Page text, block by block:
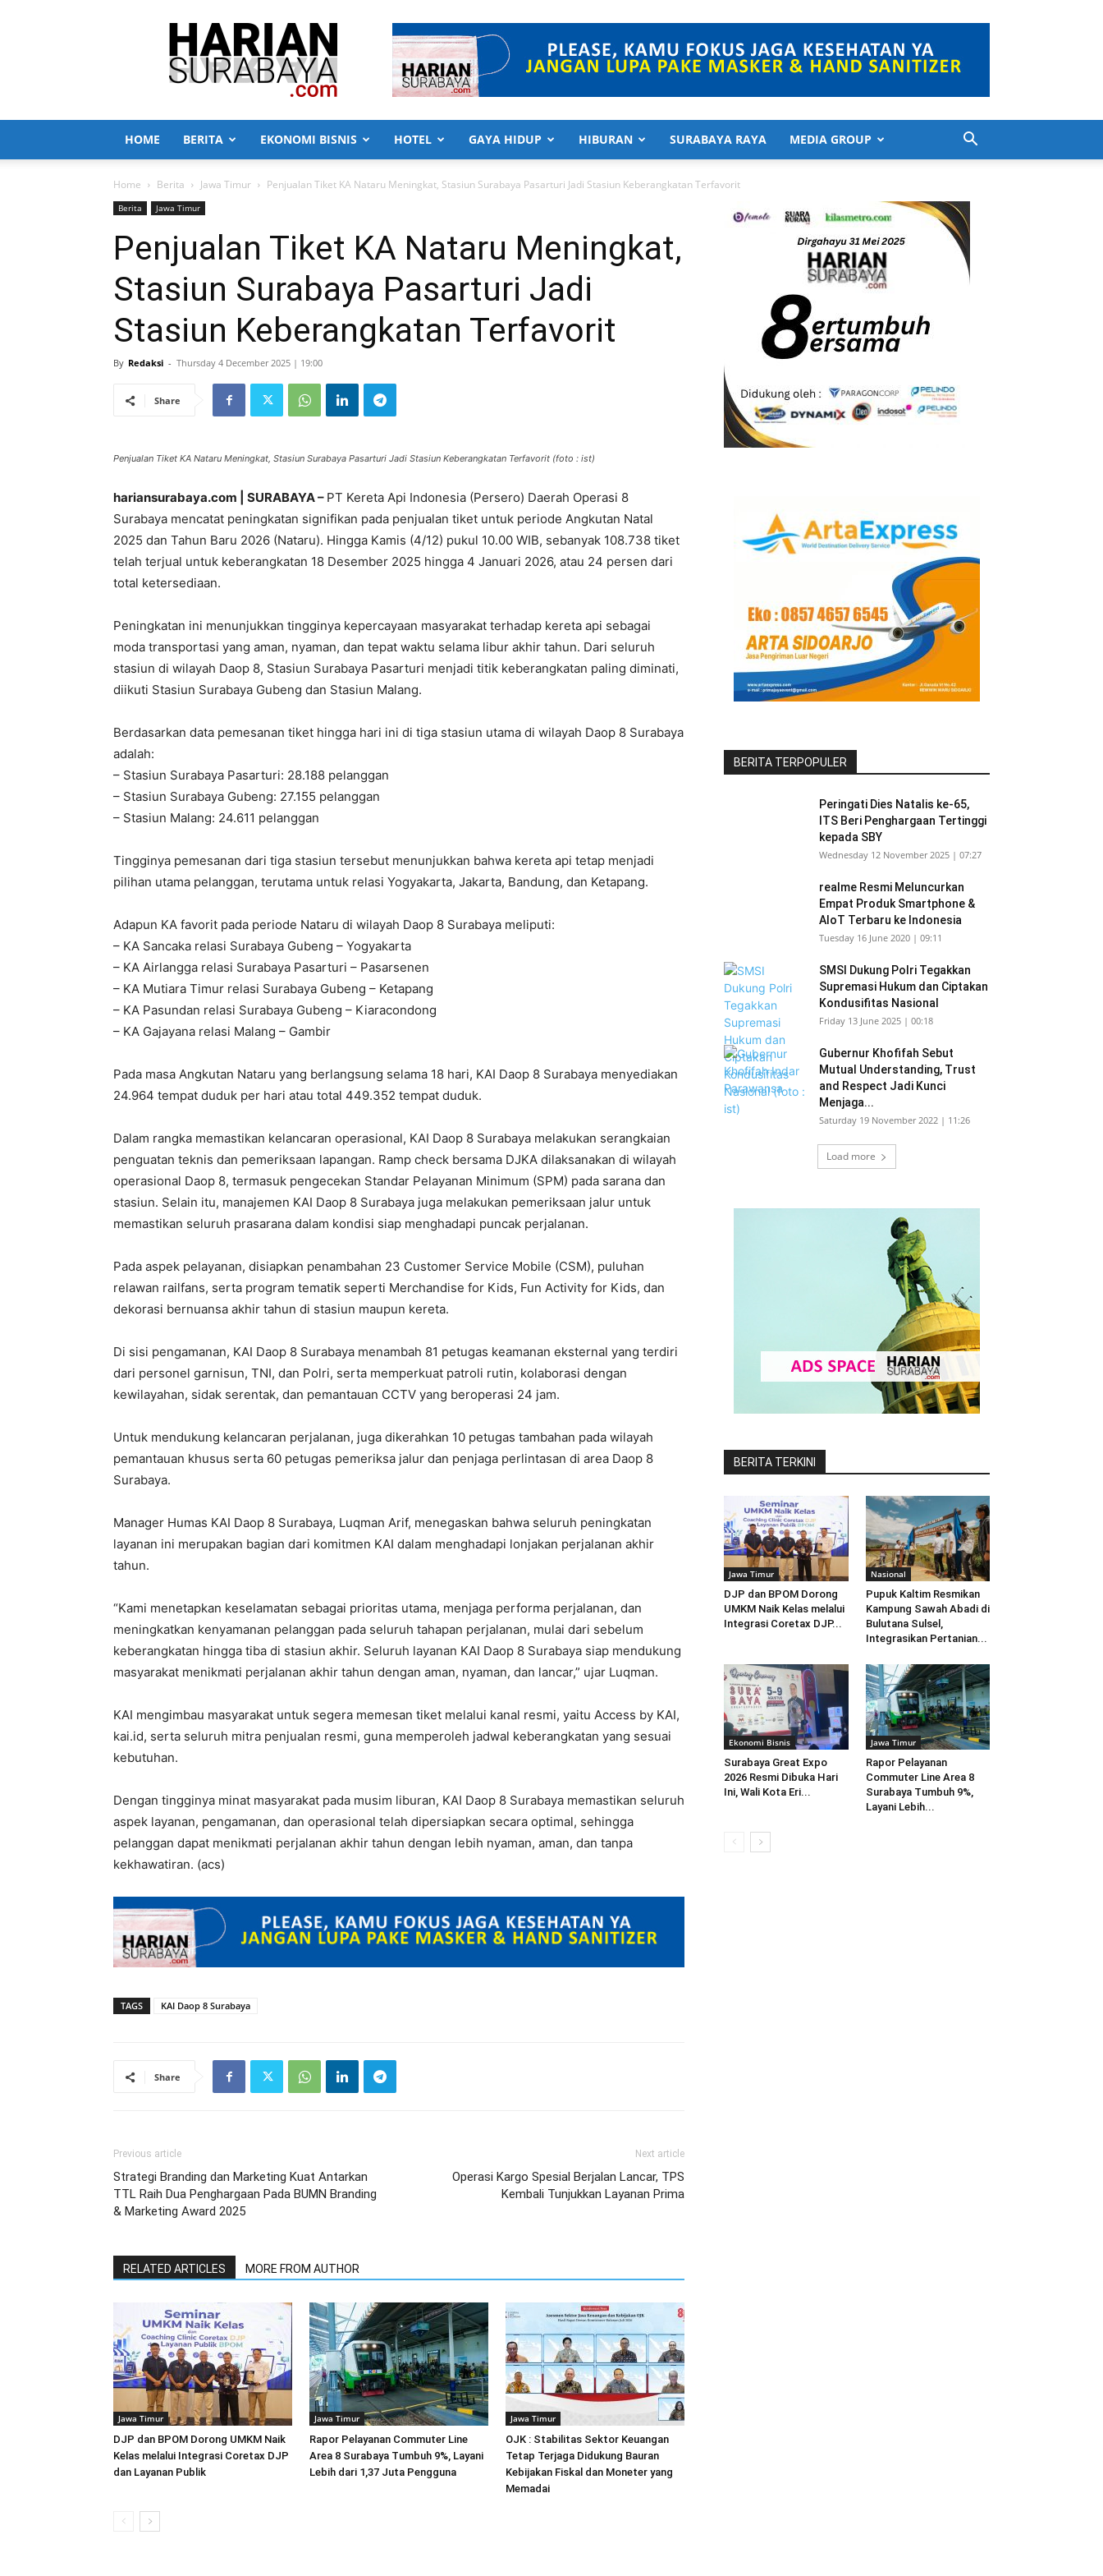
Harian
Surabaya
HOME BERITA EKONOMI BISNIS HOTEL GAYA HIDUP HIBURAN SURABAYA RAYA MEDIA GROUP
Home Berita Jawa Timur Penjualan Tiket KA Nataru Meningkat, Stasiun Surabaya Pasarturi Jadi Stasiun Keberangkatan Terfavorit
Berita Jawa Timur
Penjualan Tiket KA Nataru Meningkat,
Stasiun Surabaya Pasarturi Jadi
Stasiun Keberangkatan Terfavorit
By Redaksi - Thursday 4 December 2025 | 19:00
Share
Penjualan Tiket KA Nataru Meningkat, Stasiun Surabaya Pasarturi Jadi Stasiun Keberangkatan Terfavorit (foto : ist)
hariansurabaya.com | SURABAYA – PT Kereta Api Indonesia (Persero) Daerah Operasi 8
Surabaya mencatat peningkatan signifikan pada penjualan tiket untuk periode Angkutan Natal
2025 dan Tahun Baru 2026 (Nataru). Hingga Kamis (4/12) pukul 10.00 WIB, sebanyak 108.738 tiket
telah terjual untuk keberangkatan 18 Desember 2025 hingga 4 Januari 2026, atau 24 persen dari
total ketersediaan.
Peningkatan ini menunjukkan tingginya kepercayaan masyarakat terhadap kereta api sebagai
moda transportasi yang aman, nyaman, dan tepat waktu selama libur akhir tahun. Dari seluruh
stasiun di wilayah Daop 8, Stasiun Surabaya Pasarturi menjadi titik keberangkatan paling diminati,
diikuti Stasiun Surabaya Gubeng dan Stasiun Malang.
Berdasarkan data pemesanan tiket hingga hari ini di tiga stasiun utama di wilayah Daop 8 Surabaya
adalah:
– Stasiun Surabaya Pasarturi: 28.188 pelanggan
– Stasiun Surabaya Gubeng: 27.155 pelanggan
– Stasiun Malang: 24.611 pelanggan
Tingginya pemesanan dari tiga stasiun tersebut menunjukkan bahwa kereta api tetap menjadi
pilihan utama pelanggan, terutama untuk relasi Yogyakarta, Jakarta, Bandung, dan Ketapang.
Adapun KA favorit pada periode Nataru di wilayah Daop 8 Surabaya meliputi:
– KA Sancaka relasi Surabaya Gubeng – Yogyakarta
– KA Airlangga relasi Surabaya Pasarturi – Pasarsenen
– KA Mutiara Timur relasi Surabaya Gubeng – Ketapang
– KA Pasundan relasi Surabaya Gubeng – Kiaracondong
– KA Gajayana relasi Malang – Gambir
Pada masa Angkutan Nataru yang berlangsung selama 18 hari, KAI Daop 8 Surabaya menyediakan
24.964 tempat duduk per hari atau total 449.352 tempat duduk.
Dalam rangka memastikan kelancaran operasional, KAI Daop 8 Surabaya melakukan serangkaian
penguatan teknis dan pemeriksaan lapangan. Ramp check bersama DJKA dilaksanakan di wilayah
operasional Daop 8, termasuk pengecekan Standar Pelayanan Minimum (SPM) pada sarana dan
stasiun. Selain itu, manajemen KAI Daop 8 Surabaya juga melakukan pemeriksaan jalur untuk
memastikan seluruh prasarana dalam kondisi siap menghadapi puncak perjalanan.
Pada aspek pelayanan, disiapkan penambahan 23 Customer Service Mobile (CSM), puluhan
relawan railfans, serta program tematik seperti Merchandise for Kids, Fun Activity for Kids, dan
dekorasi bernuansa akhir tahun di stasiun maupun kereta.
Di sisi pengamanan, KAI Daop 8 Surabaya menambah 81 petugas keamanan eksternal yang terdiri
dari personel garnisun, TNI, dan Polri, serta memperkuat patroli rutin, kolaborasi dengan
kewilayahan, sidak serentak, dan pemantauan CCTV yang beroperasi 24 jam.
Untuk mendukung kelancaran perjalanan, juga dikerahkan 10 petugas tambahan pada wilayah
pemantauan khusus serta 60 petugas pemeriksa jalur dan penjaga perlintasan di area Daop 8
Surabaya.
Manager Humas KAI Daop 8 Surabaya, Luqman Arif, menegaskan bahwa seluruh peningkatan
layanan ini merupakan bagian dari komitmen KAI dalam menghadapi lonjakan perjalanan akhir
tahun.
“Kami menetapkan keselamatan sebagai prioritas utama, menjaga performa perjalanan, dan
meningkatkan kenyamanan pelanggan pada seluruh tahapan perjalanan, mulai dari sebelum
keberangkatan hingga tiba di stasiun akhir. Seluruh layanan KAI Daop 8 Surabaya siap mendukung
masyarakat menikmati perjalanan akhir tahun dengan aman, nyaman, dan lancar,” ujar Luqman.
KAI mengimbau masyarakat untuk segera memesan tiket melalui kanal resmi, yaitu Access by KAI,
kai.id, serta seluruh mitra penjualan resmi, guna memperoleh jadwal keberangkatan yang sesuai
kebutuhan.
Dengan tingginya minat masyarakat pada musim liburan, KAI Daop 8 Surabaya memastikan seluruh
aspek layanan, pengamanan, dan operasional telah dipersiapkan secara optimal, sehingga
pelanggan dapat menikmati perjalanan akhir tahun dengan lebih nyaman, aman, dan tanpa
kekhawatiran. (acs)
TAGS KAI Daop 8 Surabaya
Share
Previous article
Strategi Branding dan Marketing Kuat Antarkan
TTL Raih Dua Penghargaan Pada BUMN Branding
& Marketing Award 2025
Next article
Operasi Kargo Spesial Berjalan Lancar, TPS
Kembali Tunjukkan Layanan Prima
RELATED ARTICLES MORE FROM AUTHOR
Jawa Timur
DJP dan BPOM Dorong UMKM Naik
Kelas melalui Integrasi Coretax DJP
dan Layanan Publik
Jawa Timur
Rapor Pelayanan Commuter Line
Area 8 Surabaya Tumbuh 9%, Layani
Lebih dari 1,37 Juta Pengguna
Jawa Timur
OJK : Stabilitas Sektor Keuangan
Tetap Terjaga Didukung Bauran
Kebijakan Fiskal dan Moneter yang
Memadai
BERITA TERPOPULER
Peringati Dies Natalis ke-65,
ITS Beri Penghargaan Tertinggi
kepada SBY
Wednesday 12 November 2025 | 07:27
realme Resmi Meluncurkan
Empat Produk Smartphone &
AIoT Terbaru ke Indonesia
Tuesday 16 June 2020 | 09:11
SMSI Dukung Polri Tegakkan
Supremasi Hukum dan Ciptakan
Kondusifitas Nasional
Friday 13 June 2025 | 00:18
Gubernur Khofifah Sebut
Mutual Understanding, Trust
and Respect Jadi Kunci
Menjaga...
Saturday 19 November 2022 | 11:26
Load more
BERITA TERKINI
Jawa Timur
DJP dan BPOM Dorong
UMKM Naik Kelas melalui
Integrasi Coretax DJP...
Nasional
Pupuk Kaltim Resmikan
Kampung Sawah Abadi di
Bulutana Sulsel,
Integrasikan Pertanian...
Ekonomi Bisnis
Surabaya Great Expo
2026 Resmi Dibuka Hari
Ini, Wali Kota Eri...
Jawa Timur
Rapor Pelayanan
Commuter Line Area 8
Surabaya Tumbuh 9%,
Layani Lebih...